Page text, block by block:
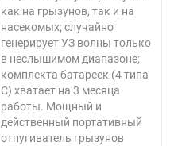
как на грызунов, так и на
насекомых; случайно
генерирует УЗ волны только
в неслышимом диапазоне;
комплекта батареек (4 типа
С) хватает на 3 месяца
работы. Мощный и
действенный портативный
отпугиватель грызунов